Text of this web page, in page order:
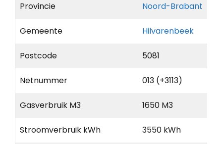
Provincie Noord-Brabant
Gemeente Hilvarenbeek
Postcode 5081
Netnummer 013 (+3113)
Gasverbruik M3 1650 M3
Stroomverbruik kWh 3550 kWh